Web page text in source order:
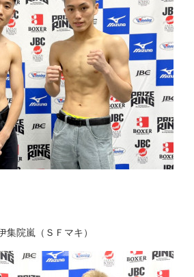
院嵐（ＳＦマキ）